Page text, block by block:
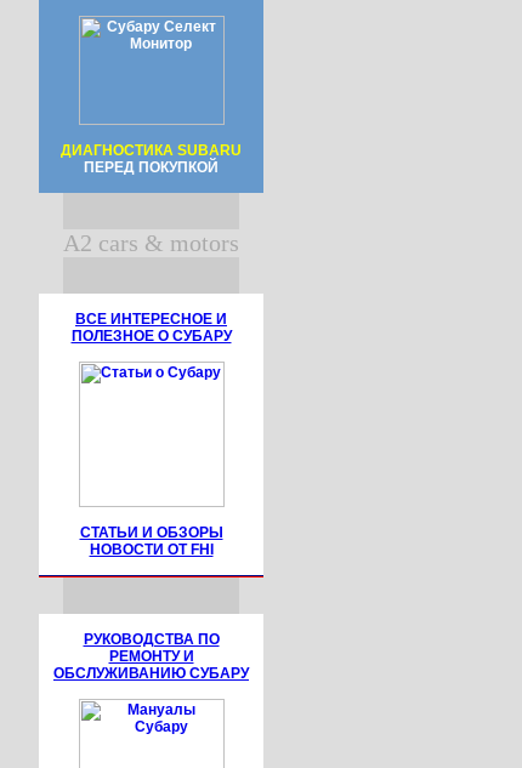
ДИАГНОСТИКА SUBARU
ПЕРЕД ПОКУПКОЙ
A2 cars & motors
ВСЕ ИНТЕРЕСНОЕ И
ПОЛЕЗНОЕ О СУБАРУ
СТАТЬИ И ОБЗОРЫ
НОВОСТИ ОТ FHI
РУКОВОДСТВА ПО
РЕМОНТУ И
ОБСЛУЖИВАНИЮ СУБАРУ